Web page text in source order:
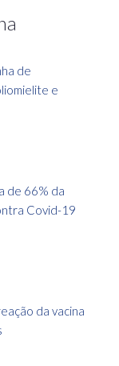
de
e
de 66% da
Covid-19
da vacina